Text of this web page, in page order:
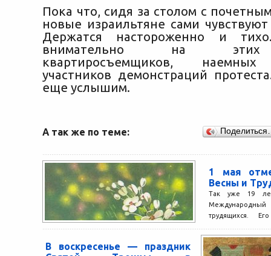
Пока что, сидя за столом с
новые израильтяне сами чувствуют
Держатся настороженно и
внимательно на
квартиросъемщиков, наемных
участников демонстраций
еще услышим.
А так же по теме:
1 мая
Весны и
Так уже 19
трудящихся.
В воскресенье — праздник